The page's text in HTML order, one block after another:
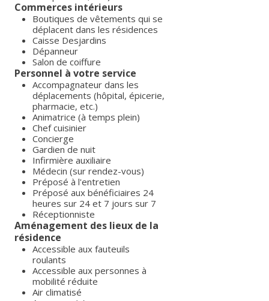
Commerces intérieurs
Boutiques de vêtements qui se
déplacent dans les résidences
Caisse Desjardins
Dépanneur
Salon de coiffure
Personnel à votre service
Accompagnateur dans les
déplacements (hôpital, épicerie,
pharmacie, etc.)
Animatrice (à temps plein)
Chef cuisinier
Concierge
Gardien de nuit
Infirmière auxiliaire
Médecin (sur rendez-vous)
Préposé à l'entretien
Préposé aux bénéficiaires 24
heures sur 24 et 7 jours sur 7
Réceptionniste
Aménagement des lieux de la
résidence
Accessible aux fauteuils
roulants
Accessible aux personnes à
mobilité réduite
Air climatisé